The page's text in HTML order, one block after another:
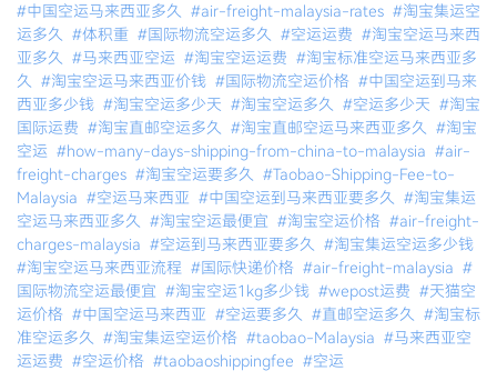
#中国空运马来西亚多久 #air-freight-malaysia-rates #淘宝集运空
运多久
#体积重 #国际物流空运多久 #空运运费 #淘宝空运马来西
亚多久
#马来西亚空运 #淘宝空运运费 #淘宝标准空运马来西亚多
久
#淘宝空运马来西亚价钱 #国际物流空运价格 #中国空运到马来
西亚多少钱 #淘宝空运多少天 #淘宝空运多久 #空运多少天 #淘宝
国际运费 #淘宝直邮空运多久 #淘宝直邮空运马来西亚多久
#淘宝
空运 #how-many-days-shipping-from-china-to-malaysia #air-
freight-charges #淘宝空运要多久
#Taobao-Shipping-Fee-to-
Malaysia #空运马来西亚 #中国空运到马来西亚要多久
#淘宝集运
空运马来西亚多久
#淘宝空运最便宜 #淘宝空运价格 #air-freight-
charges-malaysia #空运到马来西亚要多久
#淘宝集运空运多少钱
#淘宝空运马来西亚流程 #国际快递价格 #air-freight-malaysia #
国际物流空运最便宜 #淘宝空运1kg多少钱 #wepost运费 #天猫空
运价格 #中国空运马来西亚 #空运要多久 #直邮空运多久
#淘宝标
准空运多久
#淘宝集运空运价格 #taobao-Malaysia #马来西亚空
运运费 #空运价格 #taobaoshippingfee #空运